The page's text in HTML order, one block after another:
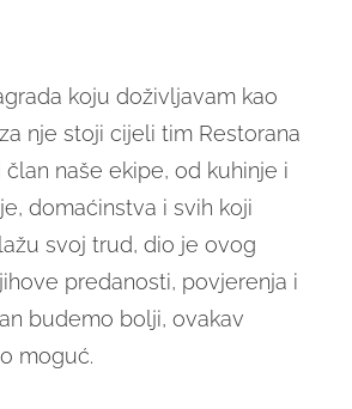
koju doživljavam kao
nje stoji cijeli tim Restorana
član naše ekipe, od kuhinje i
domaćinstva i svih koji
svoj trud, dio je ovog
predanosti, povjerenja i
budemo bolji, ovakav
moguć.